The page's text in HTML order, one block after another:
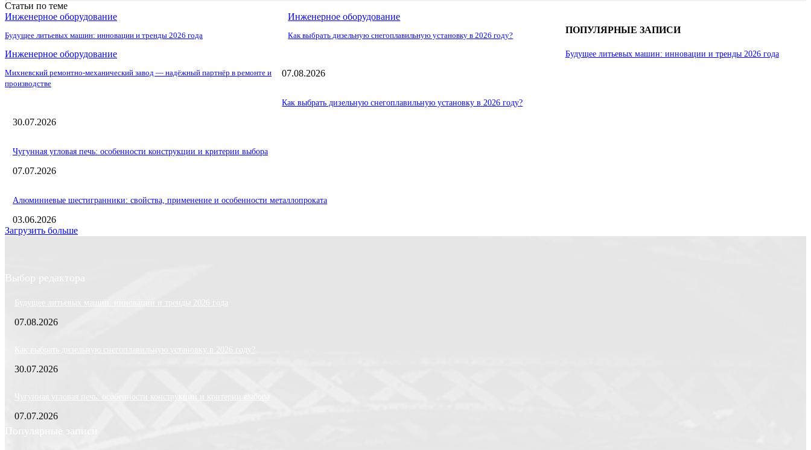
Статьи по теме
Инженерное оборудование
Будущее литьевых машин: инновации и тренды 2026 года
Инженерное оборудование
Как выбрать дизельную снегоплавильную установку в 2026 году?
Инженерное оборудование
Михневский ремонтно-механический завод — надёжный партнёр в ремонте и
производстве
ПОПУЛЯРНЫЕ ЗАПИСИ
Будущее литьевых машин: инновации и тренды 2026 года
07.08.2026
Как выбрать дизельную снегоплавильную установку в 2026 году?
30.07.2026
Чугунная угловая печь: особенности конструкции и критерии выбора
07.07.2026
Алюминиевые шестигранники: свойства, применение и особенности металлопроката
03.06.2026
Загрузить больше
Выбор редактора
Будущее литьевых машин: инновации и тренды 2026 года
07.08.2026
Как выбрать дизельную снегоплавильную установку в 2026 году?
30.07.2026
Чугунная угловая печь: особенности конструкции и критерии выбора
07.07.2026
Популярные записи